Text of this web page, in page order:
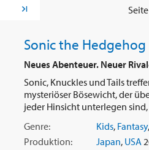
Nächste Seite
Sonic the Hedgehog
Neues Abenteuer. Neuer
Sonic, Knuckles und Tails
mysteriöser Bösewicht, der
jeder Hinsicht unterlegen sind,
Genre:
Kids, Fantasy
Produktion:
Japan, USA